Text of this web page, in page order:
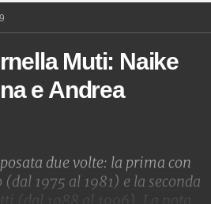
Muti: Naike
e Andrea
due volte: la prima con
1975 al 1981) e la seconda
(dal 1988 al 1996). La nota